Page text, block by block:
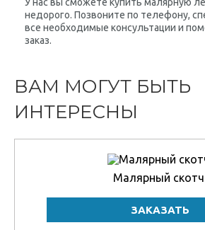
недорого. Позвоните по телефону,
все необходимые консультации и
заказ.
ВАМ МОГУТ БЫТЬ
ИНТЕРЕСНЫ
Малярный скотч